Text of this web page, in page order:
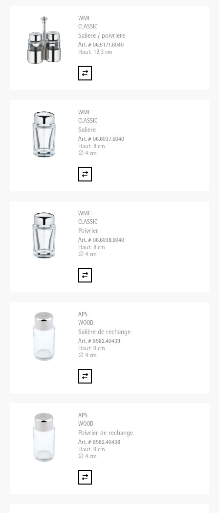
WMF
CLASSIC
Saliere / poivriere
Art. # 06.5171.6040
Haut. 12,3 cm
WMF
CLASSIC
Saliere
Art. # 06.6037.6040
Haut. 8 cm
∅ 4 cm
WMF
CLASSIC
Poivrier
Art. # 06.6038.6040
Haut. 8 cm
∅ 4 cm
APS
WOOD
Salière de rechange
Art. # 8582.40439
Haut. 9 cm
∅ 4 cm
APS
WOOD
Poivrier de rechange
Art. # 8582.40438
Haut. 9 cm
∅ 4 cm